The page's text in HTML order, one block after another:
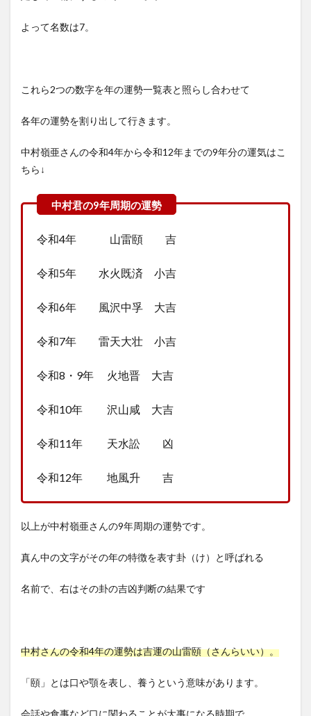
よって名数は7。
これら2つの数字を年の運勢一覧表と照らし合わせて
各年の運勢を割り出して行きます。
中村嶺亜さんの令和4年から令和12年までの9年分の運気はこ
ちら↓
令和4年 山雷頤 吉
令和5年 水火既済 小吉
令和6年 風沢中孚 大吉
令和7年 雷天大壮 小吉
令和8・9年 火地晋 大吉
令和10年 沢山咸 大吉
令和11年 天水訟 凶
令和12年 地風升 吉
以上が中村嶺亜さんの9年周期の運勢です。
真ん中の文字がその年の特徴を表す卦（け）と呼ばれる
名前で、右はその卦の吉凶判断の結果です
中村さんの令和4年の運勢は吉運の山雷頤（さんらいい）。
「頤」とは口や顎を表し、養うという意味があります。
会話や食事など口に関わることが大事になる時期で、